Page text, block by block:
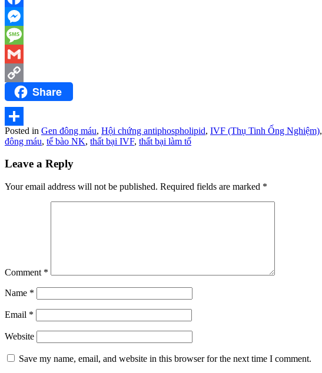
Facebook
Messenger
Message
Gmail
Copy
Link
Share
Share
Posted in Gen đông máu, Hội chứng antiphospholipid, IVF (Thụ Tinh Ống Nghiệm),
đông máu, tế bào NK, thất bại IVF, thất bại làm tổ
Leave a Reply
Your email address will not be published. Required fields are marked *
Comment *
Name *
Email *
Website
Save my name, email, and website in this browser for the next time I comment.